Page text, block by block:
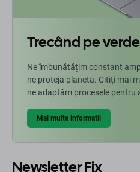
Trecând pe verde
Ne îmbunătățim constant
ne proteja planeta. Citiți mai
ne adaptăm procesele pentru
Mai multe informatii
Newsletter Fix